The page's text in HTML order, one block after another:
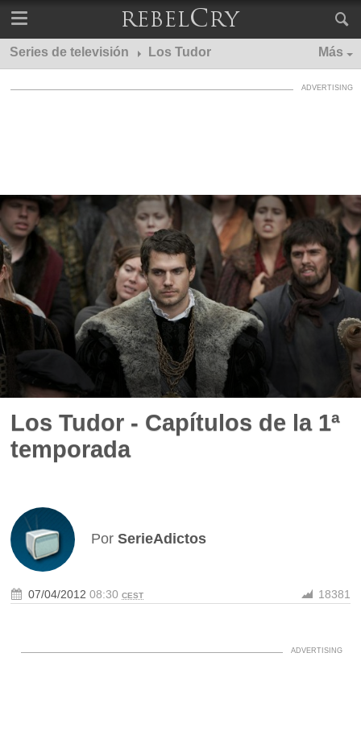
Series de televisión Los Tudor Más
Los Tudor - Capítulos de la 1ª
temporada
PorSerieAdictos
07/04/2012 08:30CEST 18381